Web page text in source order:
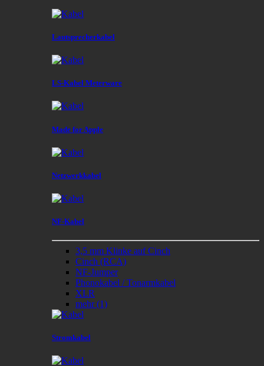
Lautsprecherkabel
LS-Kabel Meterware
Made for Apple
Netzwerkkabel
NF-Kabel
3,5 mm Klinke auf Cinch
Cinch (RCA)
NF-Jumper
Phonokabel / Tonarmkabel
XLR
mehr(1)
Stromkabel